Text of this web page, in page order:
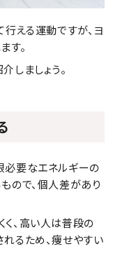
行える運動ですが、ヨ
す。
しましょう。
必要なエネルギーの
ので、個人差があり
、高い人は普段の
るため、痩せやすい